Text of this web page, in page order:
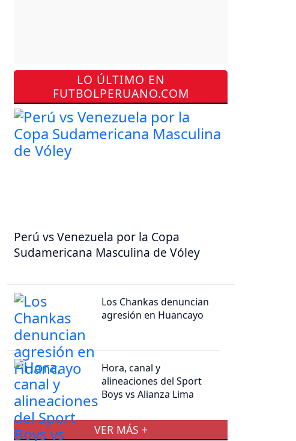
LO ÚLTIMO EN
FUTBOLPERUANO.COM
Perú vs Venezuela por la Copa
Sudamericana Masculina de Vóley
Los Chankas denuncian
agresión en Huancayo
Hora, canal y
alineaciones del Sport
Boys vs Alianza Lima
VER MÁS +